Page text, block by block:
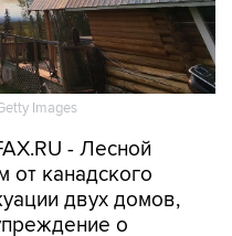
Images
- Лесной
от канадского
двух домов,
о